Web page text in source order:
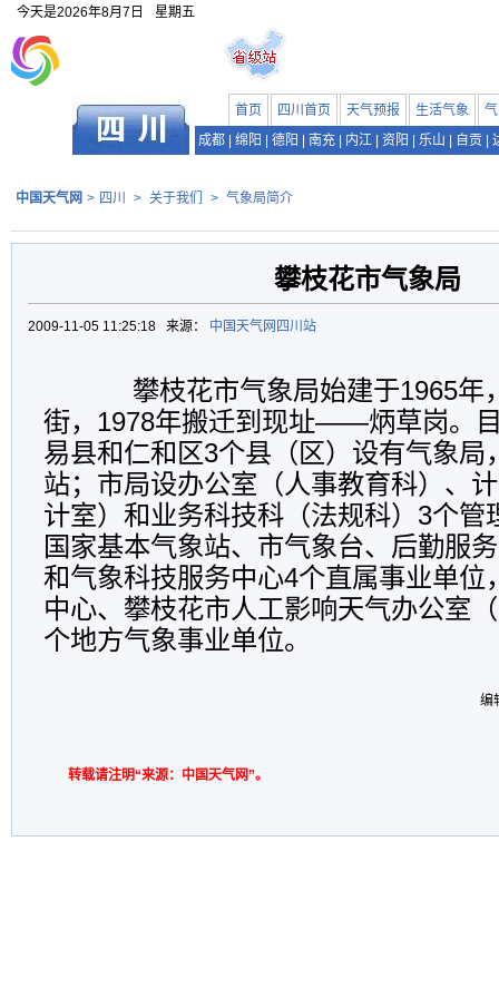
今天是2026年8月7日 星期五
首页 四川首页 天气预报 生活气象
成都
绵阳 德阳 南充 内江 资阳 乐山 自贡
中国天气网 > 四川 > 关于我们 > 气象局简介
攀枝花市气象局
2009-11-05 11:25:18 来源： 中国天气网四川站
攀枝花市气象局始建于1965年
街，1978年搬迁到现址——炳草岗。
易县和仁和区3个县（区）设有气象局
站；市局设办公室（人事教育科）、
计室）和业务科技科（法规科）3个管
国家基本气象站、市气象台、后勤服
和气象科技服务中心4个直属事业单位
中心、攀枝花市人工影响天气办公室
个地方气象事业单位。
编
转载请注明“来源：中国天气网”。